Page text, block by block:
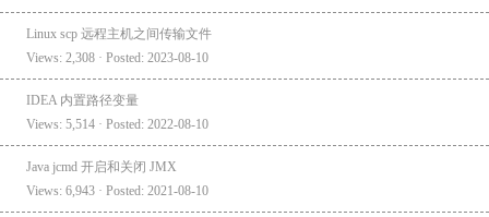
Linux scp 远程主机之间传输文件
Views: 2,308 · Posted: 2023-08-10
IDEA 内置路径变量
Views: 5,514 · Posted: 2022-08-10
Java jcmd 开启和关闭 JMX
Views: 6,943 · Posted: 2021-08-10